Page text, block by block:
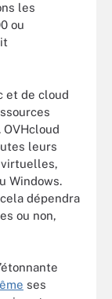
les
ou
et de cloud
leurs
virtuelles,
Windows.
dépendra
ou non,
ses